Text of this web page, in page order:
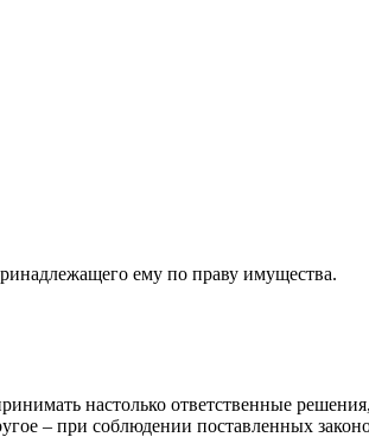
ему по праву имущества.
настолько ответственные
– при соблюдении поставленных